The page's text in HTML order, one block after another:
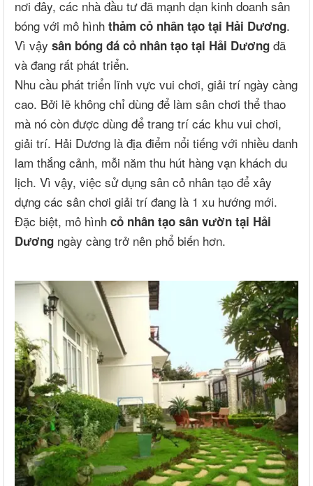
nơi đây, các nhà đầu tư đã mạnh dạn kinh doanh sân
bóng với mô hình thảm cỏ nhân tạo tại Hải Dương.
Vì vậy sân bóng đá cỏ nhân tạo tại Hải Dương đã
và đang rất phát triển.
Nhu cầu phát triển lĩnh vực vui chơi, giải trí ngày càng
cao. Bởi lẽ không chỉ dùng để làm sân chơi thể thao
mà nó còn được dùng để trang trí các khu vui chơi,
giải trí. Hải Dương là địa điểm nổi tiếng với nhiều danh
lam thắng cảnh, mỗi năm thu hút hàng vạn khách du
lịch. Vì vậy, việc sử dụng sân cỏ nhân tạo để xây
dựng các sân chơi giải trí đang là 1 xu hướng mới.
Đặc biệt, mô hình cỏ nhân tạo sân vườn tại Hải
Dương ngày càng trở nên phổ biến hơn.